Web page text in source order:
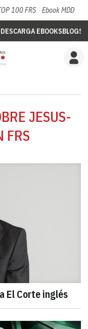
100 FRS Ebook MDD
DESCARGA EBOOKSBLOGS
JESUS-
FRS
El Corte inglés